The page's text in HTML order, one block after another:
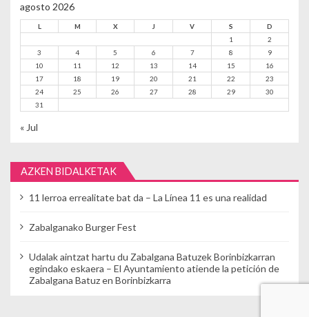
agosto 2026
L M X J V S
D
1
2
3
4 5 6 7 8
9
10
11 12 13 14 15
16
17
18 19 20 21 22
23
24
25 26 27 28 29
30
31
« Jul
AZKEN BIDALKETAK
11 lerroa errealitate bat da – La Línea 11 es una realidad
Zabalganako Burger Fest
Udalak aintzat hartu du Zabalgana Batuzek Borinbizkarran
egindako eskaera – El Ayuntamiento atiende la petición de
Zabalgana Batuz en Borinbizkarra